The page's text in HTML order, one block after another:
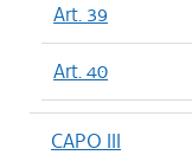
Art. 39
Art. 40
CAPO III